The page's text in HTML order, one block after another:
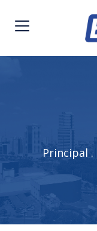
Principal .